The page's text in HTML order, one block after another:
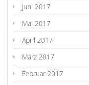
Juni 2017
Mai 2017
April 2017
März 2017
Februar 2017